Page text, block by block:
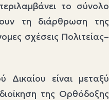
το σύνολο
τη διάρθρωση της
σχέσεις Πολιτείας–
Δικαίου είναι μεταξύ
της Ορθόδοξης